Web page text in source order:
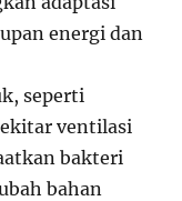
energi dan
seperti
ventilasi
bakteri
bahan